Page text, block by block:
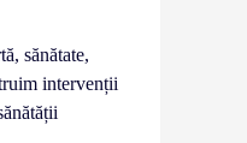
sănătate,
intervenții